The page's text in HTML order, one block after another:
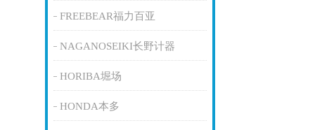
FREEBEAR福力百亚
NAGANOSEIKI长野计器
HORIBA堀场
HONDA本多